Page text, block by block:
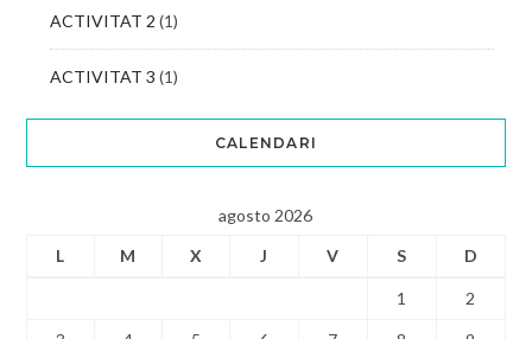
ACTIVITAT 2 (1)
ACTIVITAT 3 (1)
CALENDARI
agosto 2026
L
M X J V S D
1 2